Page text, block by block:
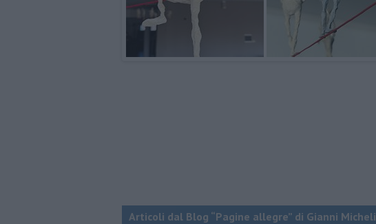
Articoli dal Blog “Pagine allegre” di Gianni Micheli